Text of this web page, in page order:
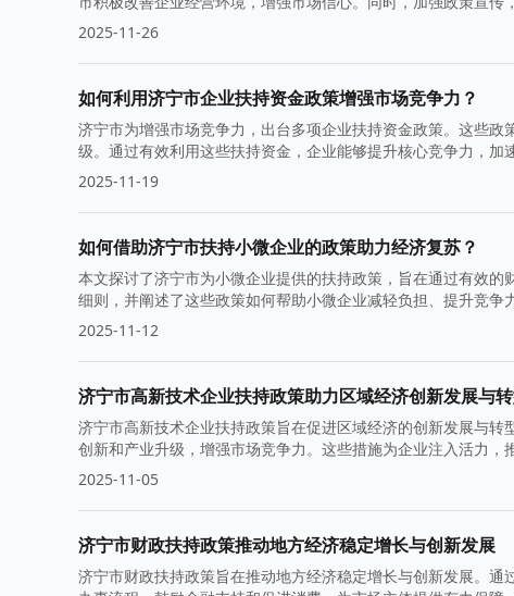
力。
2025-11-26
如何利用济宁市企业扶持资金政策增强市场竞争力？
济宁市为增强市场竞争力，出台多项企业扶持资金政策。这些
级。通过有效利用这些扶持资金，企业能够提升核心竞争力，加
2025-11-19
如何借助济宁市扶持小微企业的政策助力经济复苏？
本文探讨了济宁市为小微企业提供的扶持政策，旨在通过有效
细则，并阐述了这些政策如何帮助小微企业减轻负担、提升竞争
2025-11-12
济宁市高新技术企业扶持政策助力区域经济创新发展与
济宁市高新技术企业扶持政策旨在促进区域经济的创新发展与
创新和产业升级，增强市场竞争力。这些措施为企业注入活力，
2025-11-05
济宁市财政扶持政策推动地方经济稳定增长与创新发展
济宁市财政扶持政策旨在推动地方经济稳定增长与创新发展。